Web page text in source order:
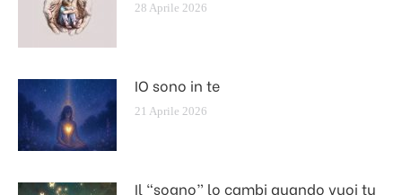
28 Aprile 2026
IO sono in te
21 Aprile 2026
Il “sogno” lo cambi quando vuoi tu